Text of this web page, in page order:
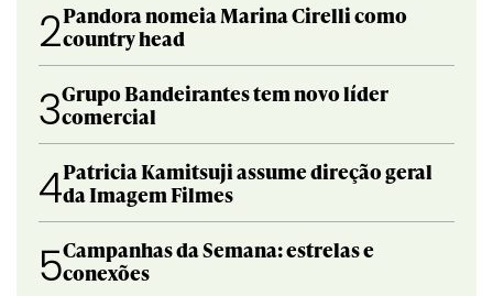
2Pandora nomeia Marina Cirelli como
country head
3Grupo Bandeirantes tem novo líder
comercial
4Patricia Kamitsuji assume direção geral
da Imagem Filmes
5Campanhas da Semana: estrelas e
conexões